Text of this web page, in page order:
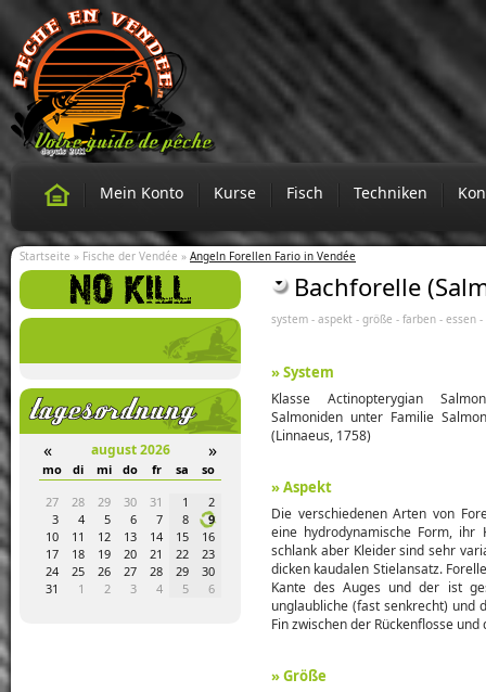
Mein Konto Kurse Fisch Techniken
Startseite » Fische der Vendée » Angeln Forellen Fario in Vendée
« august 2026 »
1
mo di mi do fr sa
so
27
28 29 30 31 1
2
3
4 5 6 7 8
9
10
11 12 13 14 15
16
17
18 19 20 21 22
23
24
25 26 27 28 29
30
31
1 2 3 4 5 6
9 10 11 12
13
16 17 18 19
20
23 24 25 26
27
30 1 2 3
4
7 8 9 10 11
5
6
7
12
13
14
19
20
21
26
27
28
2
4
Bachforelle
system - aspekt - größe - farben - essen -
» System
Klasse Actinopterygian
Salmoniden unter Familie
(Linnaeus, 1758)
» Aspekt
Die verschiedenen Arten von
eine hydrodynamische Form,
schlank aber Kleider sind sehr
dicken kaudalen Stielansatz.
Kante des Auges und der ist
unglaubliche (fast senkrecht) und
Fin zwischen der Rückenflosse
» Größe